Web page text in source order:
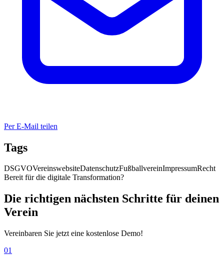
Per E-Mail teilen
Tags
DSGVOVereinswebsiteDatenschutzFußballvereinImpressumRecht
Bereit für die digitale Transformation?
Die richtigen nächsten Schritte für deinen
Verein
Vereinbaren Sie jetzt eine kostenlose Demo!
01